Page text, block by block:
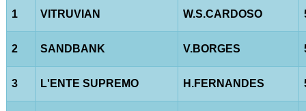
1 VITRUVIAN W.S.CARDOSO
2 SANDBANK V.BORGES
3 L'ENTE SUPREMO H.FERNANDES